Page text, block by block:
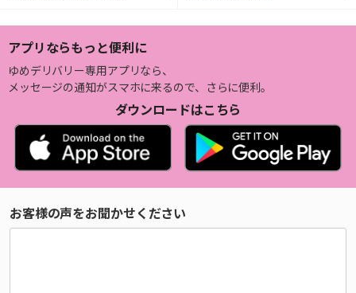
アプリならもっと便利に
ゆめデリバリー専用アプリなら、
メッセージの通知がスマホに来るので、さらに便利。
ダウンロードはこちら
お客様の声をお聞かせください